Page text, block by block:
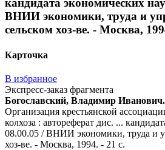
кандидата экономических
ВНИИ экономики, труда и
сельском хоз-ве. - Москва,
Карточка
В избранное
Экспресс-заказ фрагмента
Богославский, Владимир Иванович.
Организация крестьянской
колхоза : автореферат дис. ...
08.00.05 / ВНИИ экономики, труда и
хоз-ве. - Москва, 1994. - 21 с.